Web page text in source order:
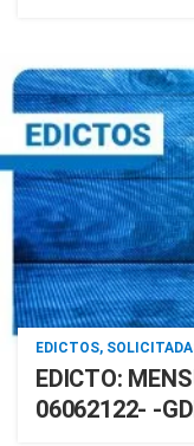
EDICTOS,
EDICTO:
06062122- -